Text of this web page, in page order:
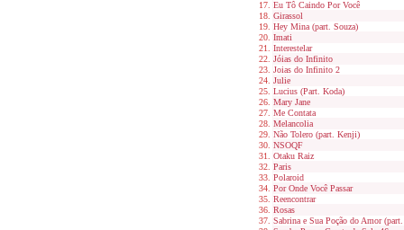
Eu Tô Caindo Por Você
Girassol
Hey Mina (part. Souza)
Imati
Interestelar
Jóias do Infinito
Joias do Infinito 2
Julie
Lucius (Part. Koda)
Mary Jane
Me Contata
Melancolia
Não Tolero (part. Kenji)
NSOQF
Otaku Raiz
Paris
Polaroid
Por Onde Você Passar
Reencontrar
Rosas
Sabrina e Sua Poção do Amor